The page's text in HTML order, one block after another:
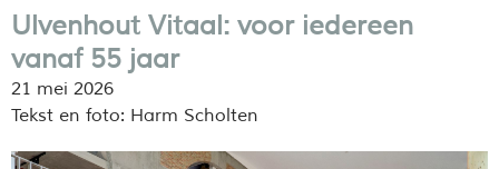
Ulvenhout Vitaal: voor iedereen
vanaf 55 jaar
21 mei 2026
Tekst en foto: Harm Scholten